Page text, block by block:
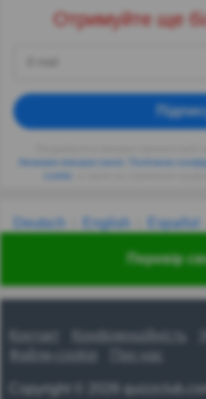
Перевір
Отримуйте ще
Deutsch English Español
Українська हिन्दी
Контакт Конфіденційність
Файли-cookie
Про нас
Copyright © 2026